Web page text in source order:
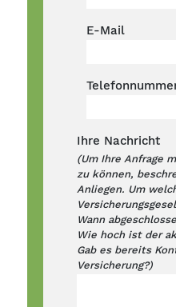
E-Mail
Ihre Nachricht
(Um Ihre Anfrage
zu können,
Anliegen. Um
Wann
Wie hoch ist der
Gab es bereits
Versicherung?)